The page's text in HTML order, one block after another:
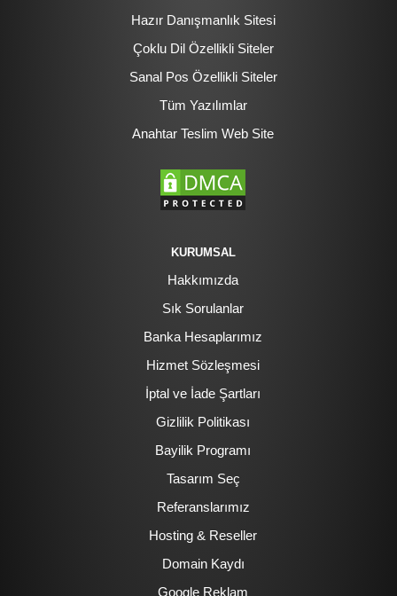
Hazır Danışmanlık Sitesi
Çoklu Dil Özellikli Siteler
Sanal Pos Özellikli Siteler
Tüm Yazılımlar
Anahtar Teslim Web Site
KURUMSAL
Hakkımızda
Sık Sorulanlar
Banka Hesaplarımız
Hizmet Sözleşmesi
İptal ve İade Şartları
Gizlilik Politikası
Bayilik Programı
Tasarım Seç
Referanslarımız
Hosting & Reseller
Domain Kaydı
Google Reklam